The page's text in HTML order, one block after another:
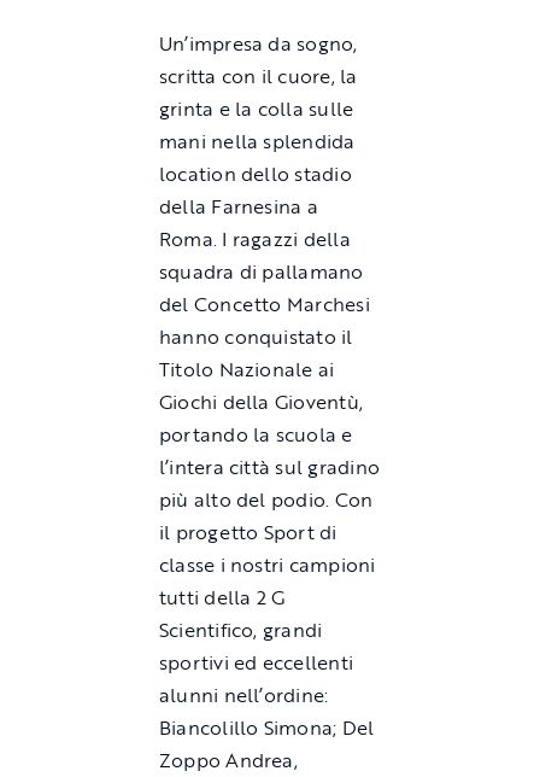
Un’impresa da sogno,
scritta con il cuore, la
grinta e la colla sulle
mani nella splendida
location dello stadio
della Farnesina a
Roma. I ragazzi della
squadra di pallamano
del Concetto Marchesi
hanno conquistato il
Titolo Nazionale ai
Giochi della Gioventù,
portando la scuola e
l’intera città sul gradino
più alto del podio. Con
il progetto Sport di
classe i nostri campioni
tutti della 2 G
Scientifico, grandi
sportivi ed eccellenti
alunni nell’ordine:
Biancolillo Simona; Del
Zoppo Andrea,